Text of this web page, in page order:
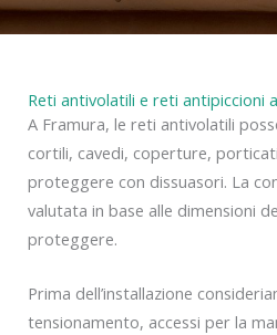
Reti antivolatili e reti antipiccioni
A Framura, le reti antivolatili
cortili, cavedi, coperture,
proteggere con dissuasori. La
valutata in base alle dimensioni
proteggere.
Prima dell’installazione
tensionamento, accessi per la